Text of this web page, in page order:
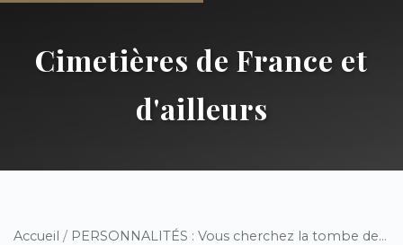
Cimetières de France et
d'ailleurs
Accueil / PERSONNALITÉS : Vous cherchez la tombe de...